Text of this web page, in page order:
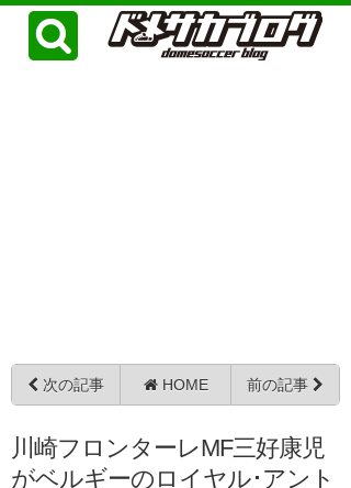
次の記事 HOME 前の記事
川崎フロンターレMF三好康児
がベルギーのロイヤル･アント